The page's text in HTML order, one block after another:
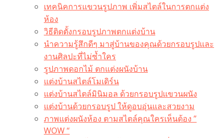
เทคนิคการแขวนรูปภาพ เพิ่มสไตล์ในการตกแต่ง
ห้อง
วิธีติดตั้งกรอบรูปภาพตกแต่งบ้าน
นำความรู้สึกดีๆ มาสู่บ้านของคุณด้วยกรอบรูปและ
งานศิลปะที่ไม่ซ้ำใคร
รูปภาพดอกไม้ ตกแต่งผนังบ้าน
แต่งบ้านสไตล์โมเดิร์น
แต่งบ้านสไตล์มินิมอล ด้วยกรอบรูปแขวนผนัง
แต่งบ้านด้วยกรอบรูป ให้ดูอบอุ่นและสวยงาม
ภาพแต่งผนังห้อง ตามสไตล์คุณใครเห็นต้อง ”
WOW “